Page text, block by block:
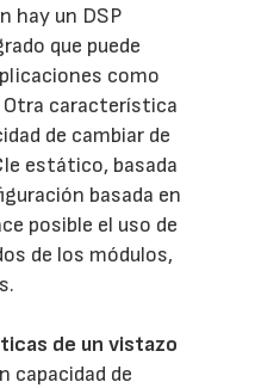
hay un DSP
que puede
como
característica
de cambiar de
estático, basada
basada en
posible el uso de
de los módulos,
de un vistazo
capacidad de